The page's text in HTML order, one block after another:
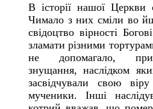
В історії нашої Церкви
Чимало з них сміли во
свідоцтво вірності
зламати різними
не допомагало,
знущання, наслідком
засвідчували свою
мученики. Інші